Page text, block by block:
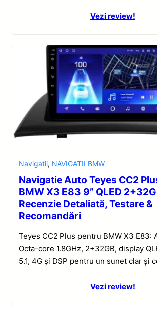
Vezi review!
Navigatii, NAVIGATII BMW
Navigatie Auto Teyes CC2
BMW X3 E83 9” QLED
Recenzie Detaliată, Testare &
Recomandări
Teyes CC2 Plus pentru BMW X3 E83:
Octa-core 1.8GHz, 2+32GB, display
5.1, 4G și DSP pentru un sunet clar și
Vezi review!